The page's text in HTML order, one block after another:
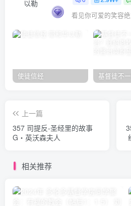
看见你可爱的笑容
使徒信经
上一篇
357 司提反-圣经里的故事
G‧英沃森夫人
相关推荐